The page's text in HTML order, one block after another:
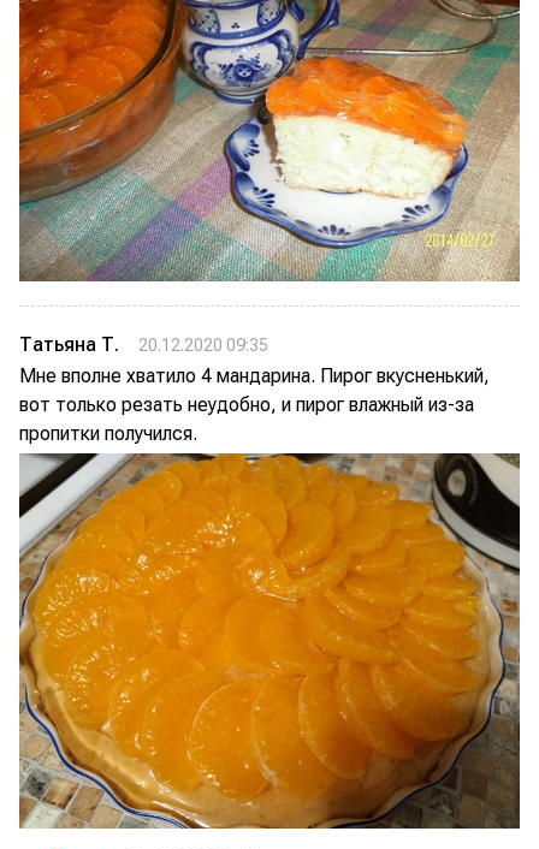
Татьяна Т. 20.12.2020 09:35
Мне вполне хватило 4 мандарина. Пирог вкусненький,
вот только резать неудобно, и пирог влажный из-за
пропитки получился.